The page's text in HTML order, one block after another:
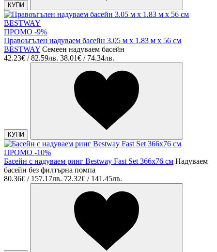
КУПИ
ПРОМО -9%
Правоъгълен надуваем басейн 3.05 м x 1.83 м x 56 см
BESTWAY Семеен надуваем басейн
42.23€ / 82.59лв. 38.01€ / 74.34лв.
КУПИ
ПРОМО -10%
Басейн с надуваем ринг Bestway Fast Set 366x76 см Надуваем
басейн без филтърна помпа
80.36€ / 157.17лв. 72.32€ / 141.45лв.